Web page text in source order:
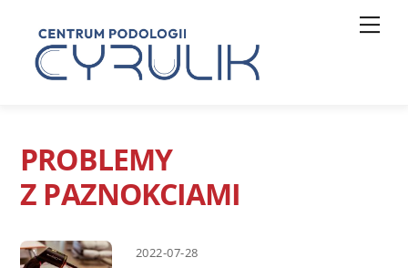
content
PROBLEMY
Z PAZNOKCIAMI
2022-07-28